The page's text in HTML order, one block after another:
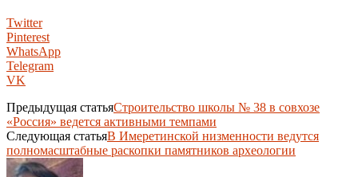
Twitter
Pinterest
WhatsApp
Telegram
VK
Предыдущая статьяСтроительство школы № 38 в совхозе
«Россия» ведется активными темпами
Следующая статьяВ Имеретинской низменности ведутся
полномасштабные раскопки памятников археологии